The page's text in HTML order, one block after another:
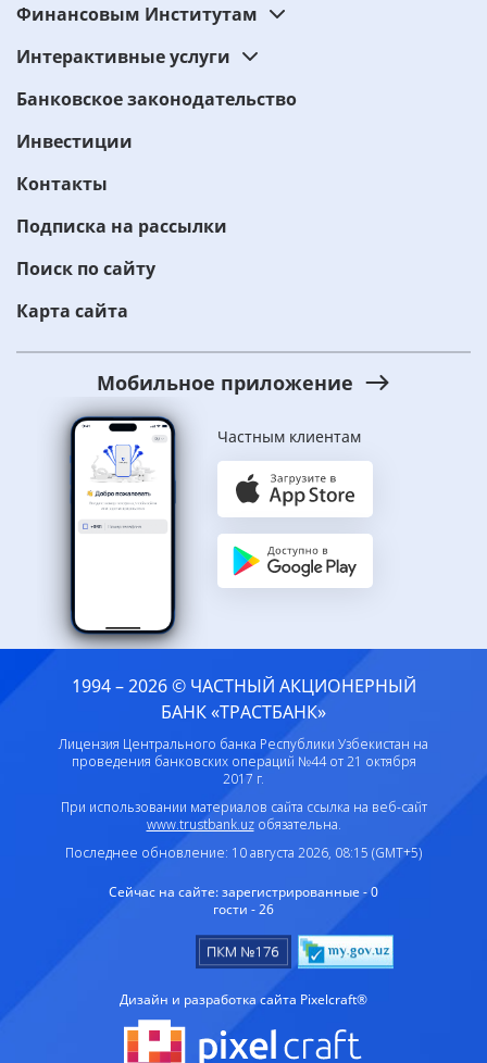
Финансовым Институтам
Интерактивные услуги
Банковское законодательство
Инвестиции
Контакты
Подписка на рассылки
Поиск по сайту
Карта сайта
Мобильное приложение
Частным клиентам
1994 – 2026 © ЧАСТНЫЙ АКЦИОНЕРНЫЙ
БАНК «ТРАСТБАНК»
Лицензия Центрального банка Республики Узбекистан на
проведения банковских операций №44 от 21 октября
2017 г.
При использовании материалов сайта ссылка на веб-сайт
www.trustbank.uzобязательна.
Последнее обновление: 10 августа 2026, 08:15 (GMT+5)
Сейчас на сайте:зарегистрированные - 0
гости - 26
Дизайн и разработка сайта Pixelcraft®